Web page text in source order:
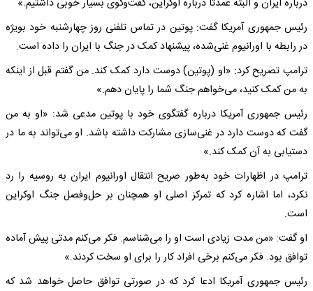
درباره ایران و البته عمدتاً درباره اوکراین، گفت‌وگوی بسیار خوبی داشتیم.»
رئیس جمهوری آمریکا گفت: پوتین در تماس تلفنی روز چهارشنبه خود بویژه
در رابطه با اورانیوم غنی‌شده، پیشنهاد کمک در جنگ با ایران را داده است.
ترامپ تصریح کرد: «او (پوتین) دوست دارد کمک کند. من گفتم قبل از اینکه
به من کمک کنید، می‌خواهم جنگ شما را پایان دهم.»
رئیس جمهوری آمریکا درباره گفتگوی خود با پوتین مدعی شد: «او به من
گفت که دوست دارد در غنی‌سازی مشارکت داشته باشد. او می‌تواند به ما در
دستیابی به آن کمک کند.»
ترامپ در اظهارات خود به‌طور صریح انتقال اورانیوم ایران به روسیه را رد
نکرد، اما اشاره کرد که تمرکز اصلی او همچنان بر حل‌وفصل جنگ اوکراین
است.
او گفت: «من مدت زیادی است او را می‌شناسم. فکر می‌کنم مدتی پیش آماده
توافق بود. فکر می‌کنم برخی افراد کار را برای او سخت کردند.»
رئیس جمهوری آمریکا ادعا کرد که در صورتی توافق حاصل خواهد شد که